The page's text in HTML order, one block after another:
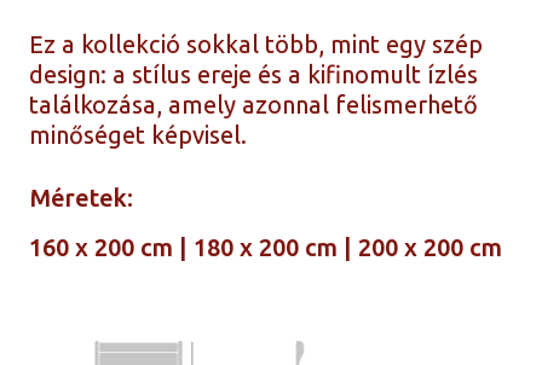
Ez a kollekció sokkal több, mint egy szép
design: a stílus ereje és a kifinomult ízlés
találkozása, amely azonnal felismerhető
minőséget képvisel.
Méretek:
160 x 200 cm | 180 x 200 cm | 200 x 200 cm